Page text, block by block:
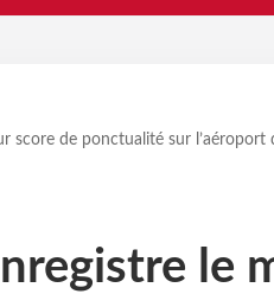
score de ponctualité sur
le